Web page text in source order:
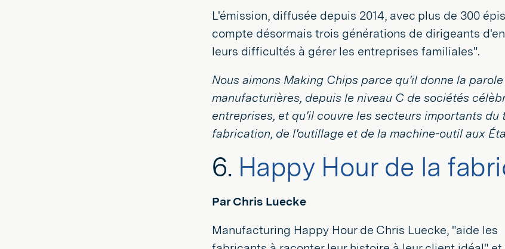
L'émission, diffusée depuis 2014, avec plus de 300
compte désormais trois générations de dirigeants
leurs difficultés à gérer les entreprises familiales".
Nous aimons Making Chips parce qu'il donne la
manufacturières, depuis le niveau C de sociétés
entreprises, et qu'il couvre les secteurs importants du
fabrication, de l'outillage et de la machine-outil aux
6. Happy Hour de la
Par Chris Luecke
Manufacturing Happy Hour de Chris Luecke, "aide les